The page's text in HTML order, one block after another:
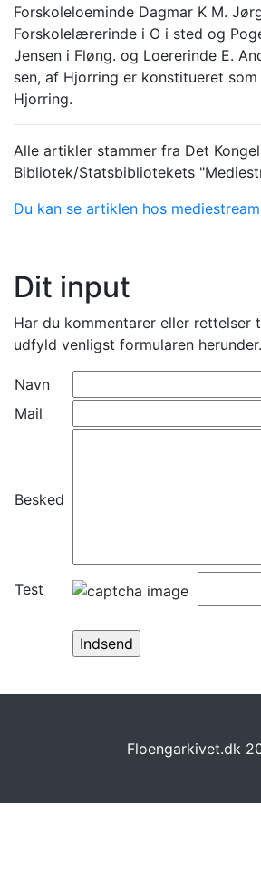
Forskoleloeminde Dagmar K M.
Forskolelærerinde i O i sted og
Jensen i Fløng. og Loererinde E.
sen, af Hjorring er konstitueret
Hjorring.
Alle artikler stammer fra Det
Bibliotek/Statsbibliotekets
Du kan se artiklen hos
Dit input
Har du kommentarer eller rettelser
udfyld venligst formularen herunder.
Navn
Mail
Besked
Test
Floengarkivet.dk